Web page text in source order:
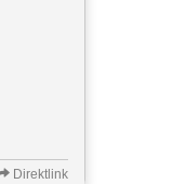
Direktlink